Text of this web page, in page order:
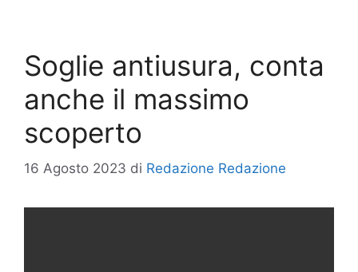
Soglie antiusura, conta
anche il massimo
scoperto
16 Agosto 2023 di Redazione Redazione